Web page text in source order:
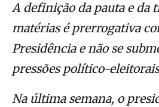
A definição da pauta e da
matérias é prerrogativa
Presidência e não se
pressões político-
Na última semana, o